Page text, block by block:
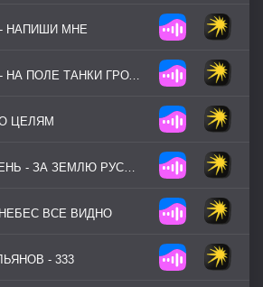
- НАПИШИ МНЕ
ЧИЖ & CO - НА ПОЛЕ ТАНКИ ГРОХОТАЛИ
ЦЕЛЯМ
ВЛАД КАМЕНЬ - ЗА ЗЕМЛЮ РУССКУЮ
ВСЕ ВИДНО
- 333